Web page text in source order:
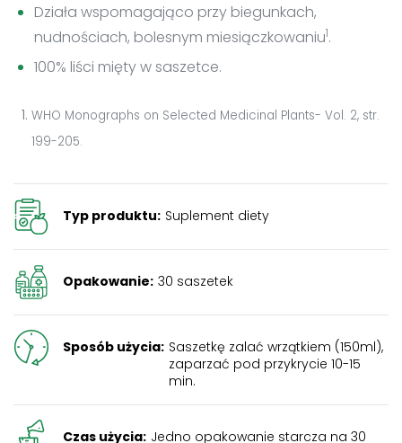
Działa wspomagająco przy biegunkach,
nudnościach, bolesnym miesiączkowaniu1.
100% liści mięty w saszetce.
WHO Monographs on Selected Medicinal Plants- Vol. 2, str.
199-205.
Typ produktu: Suplement diety
Opakowanie: 30 saszetek
Sposób użycia: Saszetkę zalać wrzątkiem (150ml),
zaparzać pod przykrycie 10-15
min.
Czas użycia: Jedno opakowanie starcza na 30